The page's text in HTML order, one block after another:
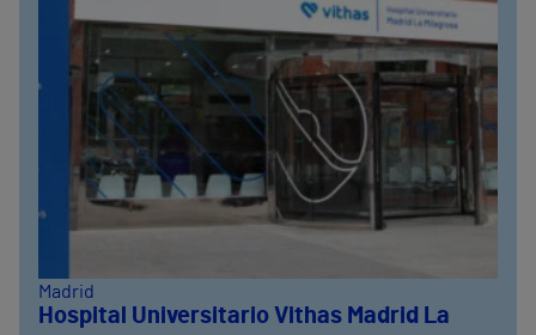
Madrid
Hospital Universitario Vithas Madrid La